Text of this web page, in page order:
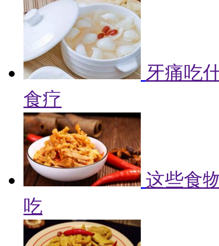
牙痛吃
食疗
这些食
吃